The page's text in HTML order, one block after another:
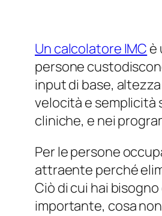
Un calcolatore IMC è
persone
input di base,
velocità e semplicità
cliniche, e nei
Per le persone
attraente perché
Ciò di cui hai
importante, cosa